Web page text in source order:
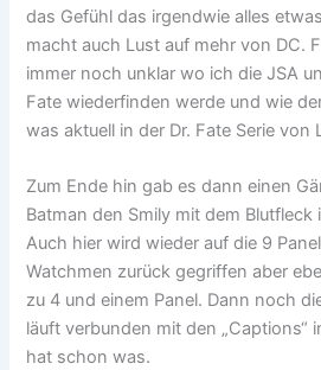
das Gefühl das irgendwie alles
macht auch Lust auf mehr von DC.
immer noch unklar wo ich die JSA
Fate wiederfinden werde und wie
was aktuell in der Dr. Fate Serie von
Zum Ende hin gab es dann einen
Batman den Smily mit dem Blutfleck
Auch hier wird wieder auf die 9
Watchmen zurück gegriffen aber
zu 4 und einem Panel. Dann noch
läuft verbunden mit den „Captions“
hat schon was.